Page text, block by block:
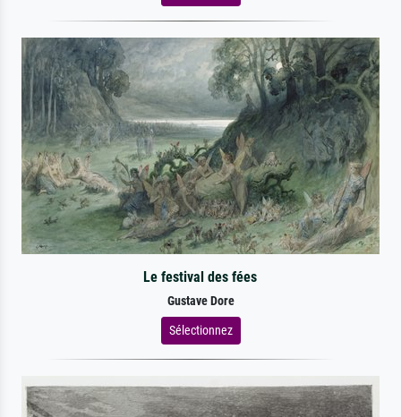
Le festival des fées
Gustave Dore
Sélectionnez